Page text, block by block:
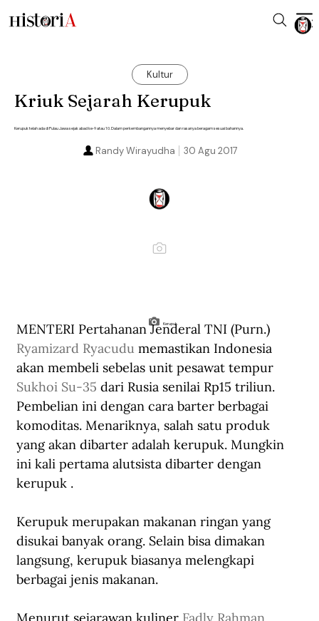
Kultur
Kriuk Sejarah Kerupuk
Kerupuk telah ada di Pulau Jawa sejak abad ke-9 atau 10. Dalam perkembangannya menyebar dan rasanya beragam sesuai bahannya.
30 Agu 2017
Randy Wirayudha
Kerupuk.
MENTERI Pertahanan Jenderal TNI (Purn.)
Ryamizard Ryacudu memastikan Indonesia
akan membeli sebelas unit pesawat tempur
Sukhoi Su-35 dari Rusia senilai Rp15 triliun.
Pembelian ini dengan cara barter berbagai
komoditas. Menariknya, salah satu produk
yang akan dibarter adalah kerupuk. Mungkin
ini kali pertama alutsista dibarter dengan
kerupuk .
Kerupuk merupakan makanan ringan yang
disukai banyak orang. Selain bisa dimakan
langsung, kerupuk biasanya melengkapi
berbagai jenis makanan.